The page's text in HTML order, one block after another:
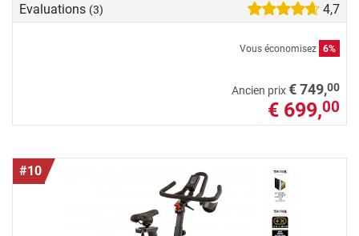
Evaluations (3) 4,7
Vous économisez 6%
Ancien prix€ 749,00
€ 699,00
#10